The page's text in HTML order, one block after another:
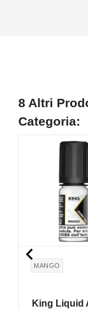
8 Altri
Categoria:
MANGO
King Liquid
